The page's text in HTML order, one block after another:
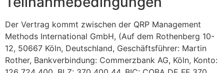
Der Vertrag kommt zwischen der QRP Management
Methods International GmbH, (Auf dem Rothenberg 10-
12, 50667 Köln, Deutschland, Geschäftsführer: Martin
Rother, Bankverbindung: Commerzbank AG, Köln, Konto: